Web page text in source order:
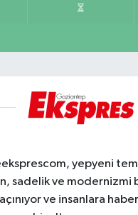
yepyeni
sadelik ve modernizmi
ve insanlara